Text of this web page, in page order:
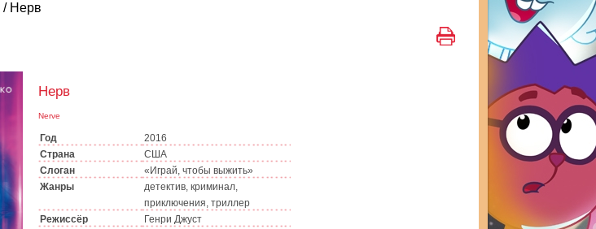
/ Нерв
Нерв
Nerve
Год
2016
Страна
США
Слоган
«Играй, чтобы выжить»
Жанры
детектив, криминал,
приключения, триллер
Режиссёр
Генри Джуст